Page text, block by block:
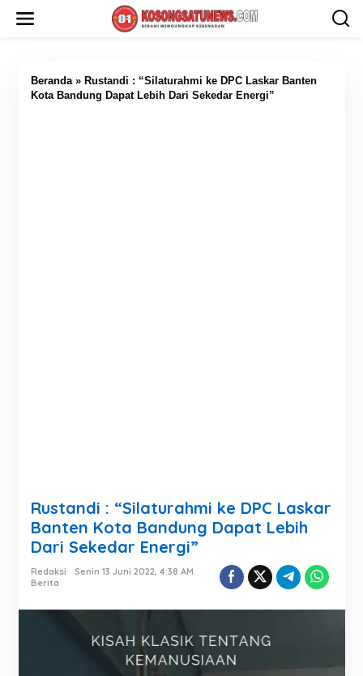
Beranda» Rustandi : “Silaturahmi ke DPC Laskar Banten
Kota Bandung Dapat Lebih Dari Sekedar Energi”
Rustandi : “Silaturahmi ke DPC Laskar
Banten Kota Bandung Dapat Lebih
Dari Sekedar Energi”
Redaksi
Senin 13 Juni 2022, 4:38 AM
Berita